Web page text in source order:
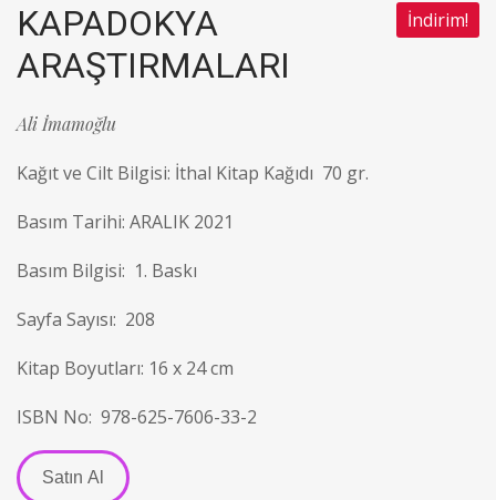
İndirim!
KAPADOKYA
ARAŞTIRMALARI
Ali İmamoğlu
Kağıt ve Cilt Bilgisi: İthal Kitap Kağıdı 70 gr.
Basım Tarihi: ARALIK 2021
Basım Bilgisi: 1. Baskı
Sayfa Sayısı: 208
Kitap Boyutları: 16 x 24 cm
ISBN No: 978-625-7606-33-2
Satın Al